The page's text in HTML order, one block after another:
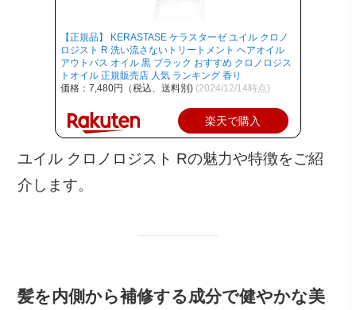
【正規品】 KERASTASE ケラスターゼ ユイル クロノ
ロジスト R 洗い流さないトリートメント ヘアオイル
アウトバス オイル 黒 ブラック おすすめ クロノロジス
トオイル 正規販売店 人気 ランキング 香り
価格：7,480円（税込、送料別) (2024/12/14時点)
楽天で購入
ユイル クロノロジスト Rの魅力や特徴をご紹
介します。
髪を内側から補修する成分で健やかな美